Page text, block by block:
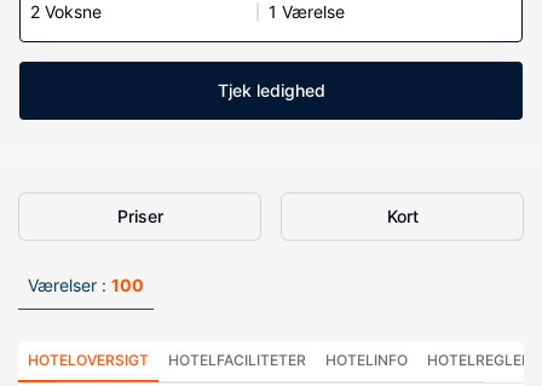
2 Voksne 1 Værelse
Tjek ledighed
Priser Kort
Værelser : 100
HOTELOVERSIGT HOTELFACILITETER HOTELINFO HOTELREGLER